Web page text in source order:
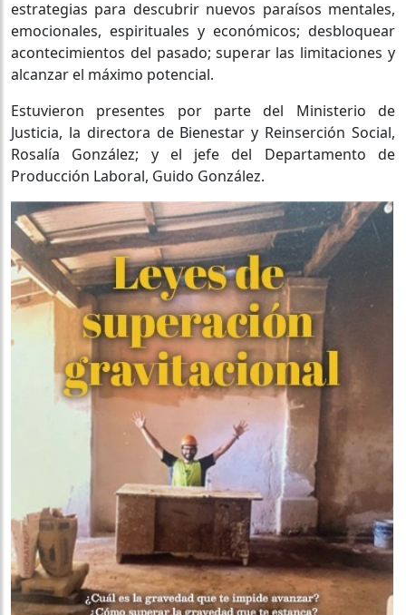
estrategias para descubrir nuevos paraísos mentales,
emocionales, espirituales y económicos; desbloquear
acontecimientos del pasado; superar las limitaciones y
alcanzar el máximo potencial.
Estuvieron presentes por parte del Ministerio de
Justicia, la directora de Bienestar y Reinserción Social,
Rosalía González; y el jefe del Departamento de
Producción Laboral, Guido González.